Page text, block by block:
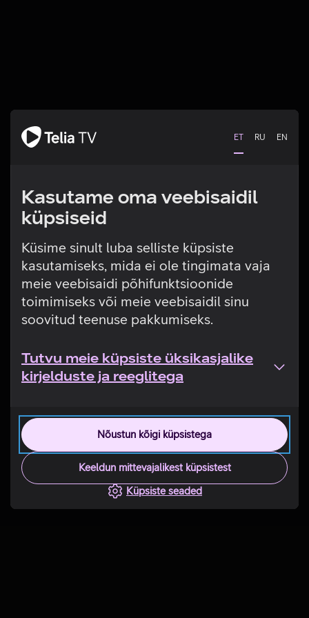
ET RU EN
Kasutame oma veebisaidil
küpsiseid
Küsime sinult luba selliste küpsiste
kasutamiseks, mida ei ole tingimata vaja
meie veebisaidi põhifunktsioonide
toimimiseks või meie veebisaidil sinu
soovitud teenuse pakkumiseks.
Tutvu meie küpsiste üksikasjalike
kirjelduste ja reeglitega
Nõustun kõigi küpsistega
Keeldun mittevajalikest küpsistest
Küpsiste seaded
Tehniline viga